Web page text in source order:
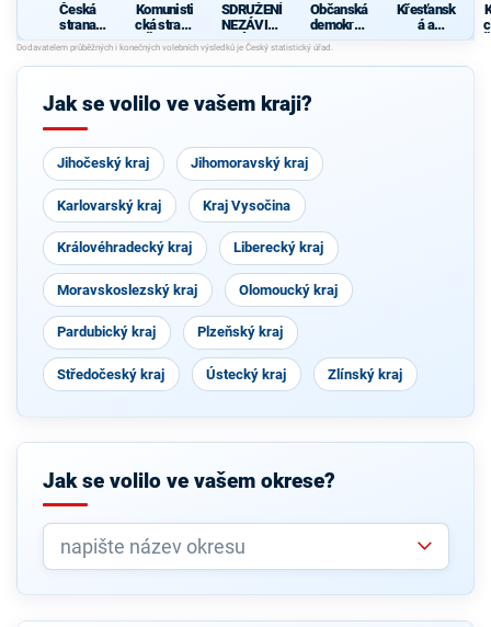
Česká
strana
sociálně
demokrati
cká
Komunisti
cká strana
Čech a
Moravy
SDRUŽENÍ
NEZÁVISL
ÝCH
KANDIDÁT
Ů
Občanská
demokrati
cká strana
Křesťansk
á a
demokrati
Českoslov
Jak se volilo ve vašem kraji?
Jihočeský kraj Jihomoravský kraj
Karlovarský kraj Kraj Vysočina
Královéhradecký kraj Liberecký kraj
Moravskoslezský kraj Olomoucký kraj
Pardubický kraj Plzeňský kraj
Středočeský kraj Ústecký kraj Zlínský kraj
Jak se volilo ve vašem okrese?